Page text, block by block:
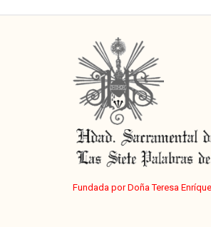
Fundada por Doña Teresa